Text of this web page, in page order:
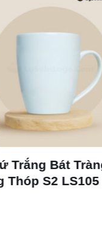
Cốc Sứ Trắng
Tràng LS125